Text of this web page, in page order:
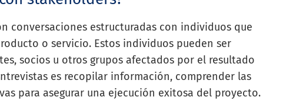
conversaciones estructuradas con individuos que
o servicio. Estos individuos pueden ser
socios u otros grupos afectados por el resultado
es recopilar información, comprender las
para asegurar una ejecución exitosa del proyecto.